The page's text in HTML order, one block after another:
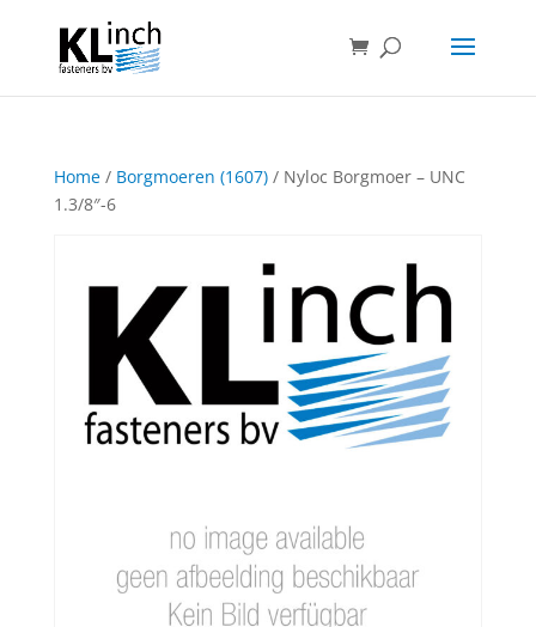
Home/ Borgmoeren (1607)/ Nyloc Borgmoer – UNC
1.3/8″-6